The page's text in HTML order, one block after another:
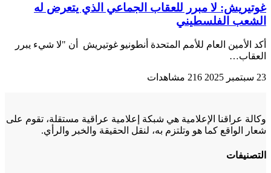
غوتيريش: لا مبرر للعقاب الجماعي الذي يتعرض له
الشعب الفلسطيني
أكد الأمين العام للأمم المتحدة أنطونيو غوتيريش أن "لا شيء يبرر
العقاب…
23 سبتمبر 2025 216 مشاهدات
وكالة عراقنا الإعلامية هي شبكة إعلامية عراقية مستقلة، تقوم على
شعار الواقع كما هو وتلتزم به، لنقل الحقيقة والخبر والرأي.
التصنيفات